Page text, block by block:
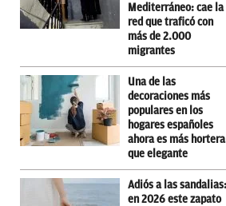
Mediterráneo: cae la
red que traficó con
más de 2.000
migrantes
Una de las
decoraciones más
populares en los
hogares españoles
ahora es más hortera
que elegante
Adiós a las sandalias:
en 2026 este zapato